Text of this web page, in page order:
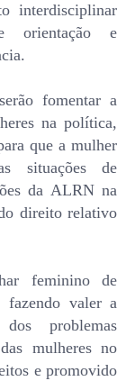
interdisciplinar
orientação e
fomentar a
na política,
que a mulher
situações de
da ALRN na
direito relativo
feminino de
fazendo valer a
problemas
mulheres no
e promovido